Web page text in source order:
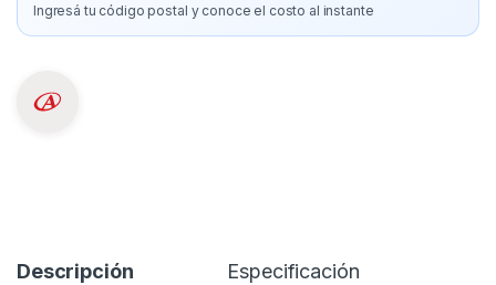
Ingresá tu código postal y conoce el costo al instante
Descripción Especificación